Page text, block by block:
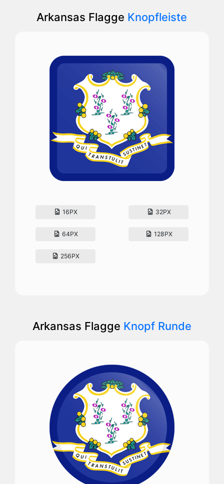
Arkansas Flagge Knopfleiste
16PX 32PX
64PX 128PX
256PX
Arkansas Flagge Knopf Runde